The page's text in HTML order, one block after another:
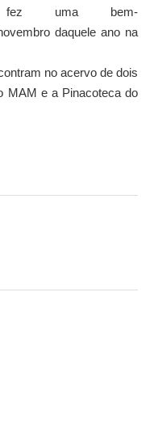
fez uma bem-
daquele ano na
no acervo de dois
MAM e a Pinacoteca do